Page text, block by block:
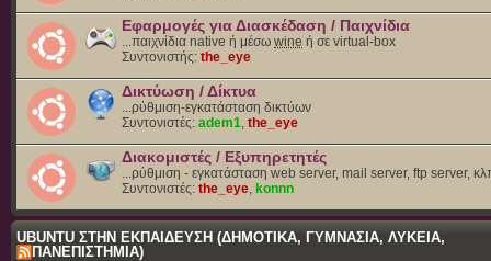
Εφαρμογές για Διασκέδαση / Παιχνίδια
...παιχνίδια native ή μέσω wine ή σε virtual-box
Συντονιστής: the_eye
Δικτύωση / Δίκτυα
...ρύθμιση-εγκατάσταση δικτύων
Συντονιστές: adem1 the_eye
Διακομιστές / Εξυπηρετητές
...ρύθμιση - εγκατάσταση web server, mail server, ftp server,
Συντονιστές: the_eye konnn
UBUNTU ΣΤΗΝ ΕΚΠΑΙΔΕΥΣΗ (ΔΗΜΟΤΙΚΑ, ΓΥΜΝΑΣΙΑ, ΛΥΚΕΙΑ,
ΠΑΝΕΠΙΣΤΗΜΙΑ)